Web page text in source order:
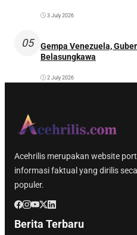
3 July 2026
05
Gempa Venezuela,
Belasungkawa
2 July 2026
Acehrilis merupakan website
informasi faktual yang dirilis
populer.
Berita Terbaru